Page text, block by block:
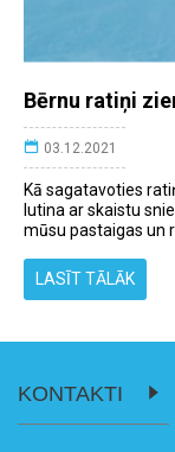
Bērnu ratiņi
03.12.2021
Kā sagatavoties
lutina ar skaistu
mūsu pastaigas un
LASĪT TĀLĀK
KONTAKTI